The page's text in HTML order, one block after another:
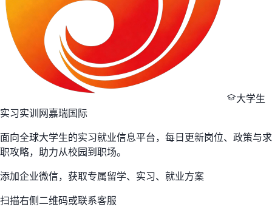
大学生
实习实训网嘉瑞国际
面向全球大学生的实习就业信息平台，每日更新岗位、政策与求
职攻略，助力从校园到职场。
添加企业微信，获取专属留学、实习、就业方案
扫描右侧二维码或联系客服